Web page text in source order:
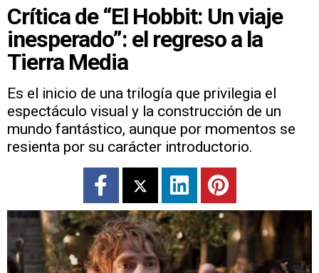
Crítica de “El Hobbit: Un viaje
inesperado”: el regreso a la
Tierra Media
Es el inicio de una trilogía que privilegia el
espectáculo visual y la construcción de un
mundo fantástico, aunque por momentos se
resienta por su carácter introductorio.